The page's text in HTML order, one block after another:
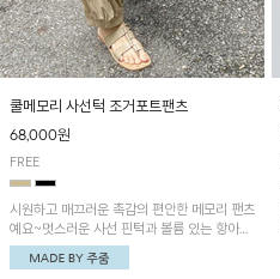
쿨메모리 사선턱 조거포트팬츠
68,000원
FREE
시원하고 매끄러운 촉감의 편안한 메모리 팬츠
예요~멋스러운 사선 핀턱과 볼륨 있는 항아리
핏이 유니크한 아이템!